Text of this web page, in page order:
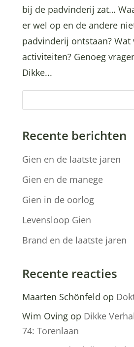
bij de padvinderij zat…
er wel op en de andere
padvinderij ontstaan? Wat
activiteiten? Genoeg
Dikke...
Recente berichten
Gien en de laatste jaren
Gien en de manege
Gien in de oorlog
Levensloop Gien
Brand en de laatste jaren
Recente reacties
Maarten Schönfeld op
Wim Ovingop Dikke
74: Torenlaan